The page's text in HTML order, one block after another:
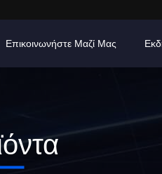
Επικοινωνήστε Μαζί Μας